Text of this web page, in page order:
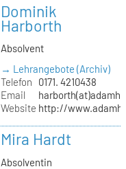
Dominik
Harborth
Absolvent
→ Lehrangebote (Archiv)
Telefon
0171. 4210438
Email
Website http://
Mira Hardt
Absolventin